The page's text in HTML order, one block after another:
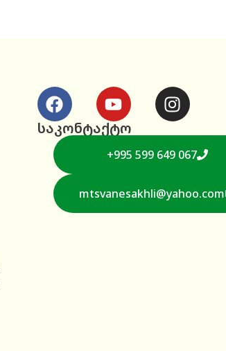
საკონტაქტო
+995 599 649 067
mtsvanesakhli@yahoo.com